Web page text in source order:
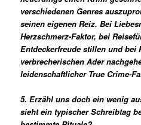
verschiedenen Genres
seinen eigenen Reiz. Bei
Herzschmerz-Faktor, bei
Entdeckerfreude stillen und bei
verbrecherischen Ader
leidenschaftlicher True Crime-
5. Erzähl uns doch ein wenig
sieht ein typischer Schreibtag